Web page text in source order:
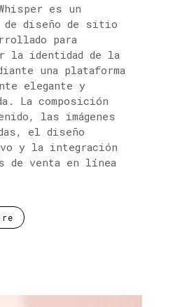
es un
de diseño de sitio
para
la identidad de la
una plataforma
elegante y
La composición
las imágenes
el diseño
y la integración
de venta en línea